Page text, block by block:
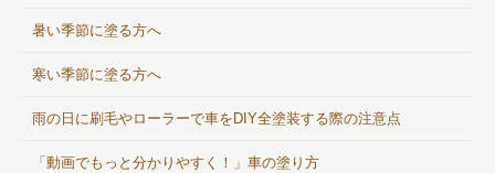
暑い季節に塗る方へ
寒い季節に塗る方へ
雨の日に刷毛やローラーで車をDIY全塗装する際の注意点
「動画でもっと分かりやすく！」車の塗り方